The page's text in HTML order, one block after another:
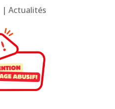
|Actualités